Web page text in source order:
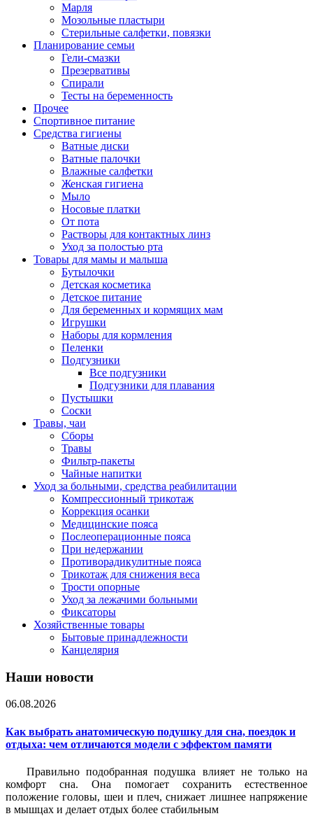
Марля
Мозольные пластыри
Стерильные салфетки, повязки
Планирование семьи
Гели-смазки
Презервативы
Спирали
Тесты на беременность
Прочее
Спортивное питание
Средства гигиены
Ватные диски
Ватные палочки
Влажные салфетки
Женская гигиена
Мыло
Носовые платки
От пота
Растворы для контактных линз
Уход за полостью рта
Товары для мамы и малыша
Бутылочки
Детская косметика
Детское питание
Для беременных и кормящих мам
Игрушки
Наборы для кормления
Пеленки
Подгузники
Все подгузники
Подгузники для плавания
Пустышки
Соски
Травы, чаи
Сборы
Травы
Фильтр-пакеты
Чайные напитки
Уход за больными, средства реабилитации
Компрессионный трикотаж
Коррекция осанки
Медицинские пояса
Послеоперационные пояса
При недержании
Противорадикулитные пояса
Трикотаж для снижения веса
Трости опорные
Уход за лежачими больными
Фиксаторы
Хозяйственные товары
Бытовые принадлежности
Канцелярия
Наши новости
06.08.2026
Как выбрать анатомическую подушку для сна, поездок и
отдыха: чем отличаются модели с эффектом памяти
Правильно подобранная подушка влияет не только на
комфорт сна. Она помогает сохранить естественное
положение головы, шеи и плеч, снижает лишнее напряжение
в мышцах и делает отдых более стабильным